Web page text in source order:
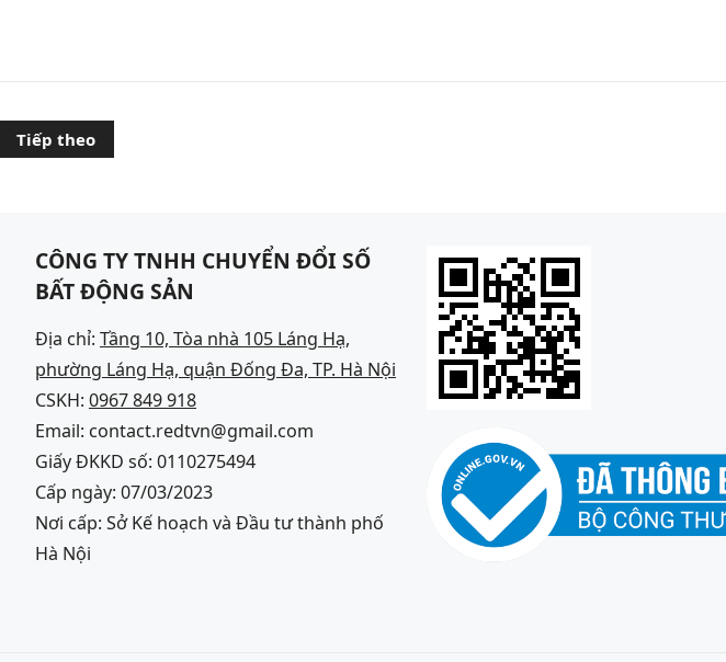
Tiếp theo
CÔNG TY TNHH CHUYỂN ĐỔI SỐ
BẤT ĐỘNG SẢN
Địa chỉ: Tầng 10, Tòa nhà 105 Láng Hạ,
phường Láng Hạ, quận Đống Đa, TP. Hà Nội
CSKH: 0967 849 918
Email: contact.redtvn@gmail.com
Giấy ĐKKD số: 0110275494
Cấp ngày: 07/03/2023
Nơi cấp: Sở Kế hoạch và Đầu tư thành phố
Hà Nội